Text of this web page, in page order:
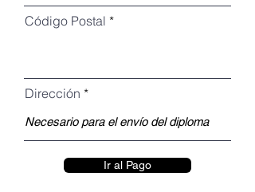
Código Postal
Dirección
Ir al Pago